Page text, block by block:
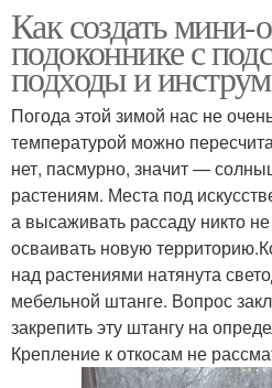
Как создать мини-
подоконнике с
подходы и
Погода этой зимой нас не
температурой можно
нет, пасмурно, значит —
растениям. Места под
а высаживать рассаду никто
осваивать новую
над растениями натянута
мебельной штанге. Вопрос
закрепить эту штангу на
Крепление к откосам не